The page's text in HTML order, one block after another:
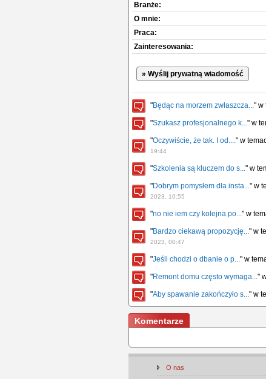
Branże:
O mnie:
Praca:
Zainteresowania:
» Wyślij prywatną wiadomość
"Będąc na morzem zwłaszcza..." w
"Szukasz profesjonalnego k..." w
"Oczywiście, że tak. I od...." w
19:44
"Szkolenia są kluczem do s..." w
"Dobrym pomysłem dla insta..." w
2023, 10:55
"no nie iem czy kolejna po..." w
"Bardzo ciekawą propozycję..." w
2023, 00:47
"Jeśli chodzi o dbanie o p..." w
"Remont domu często wymaga..."
"Aby spawanie zakończyło s..." w
Komentarze
O nas